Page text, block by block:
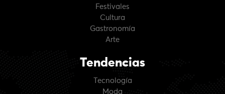
Festivales
Cultura
Gastronomía
Arte
Tendencias
Tecnología
Moda